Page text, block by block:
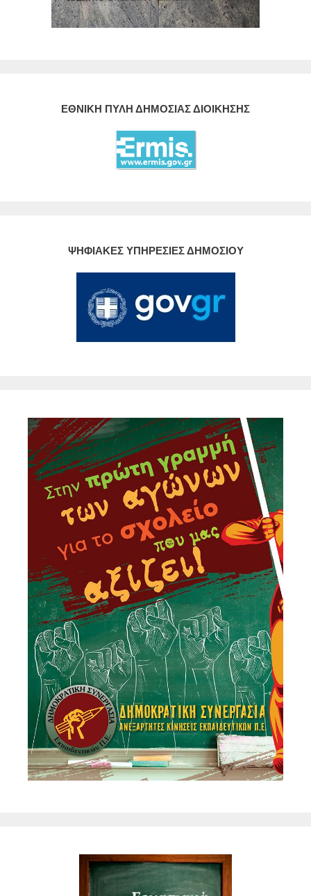
ΕΘΝΙΚΗ ΠΥΛΗ ΔΗΜΟΣΙΑΣ ΔΙΟΙΚΗΣΗΣ
ΨΗΦΙΑΚΕΣ ΥΠΗΡΕΣΙΕΣ ΔΗΜΟΣΙΟΥ